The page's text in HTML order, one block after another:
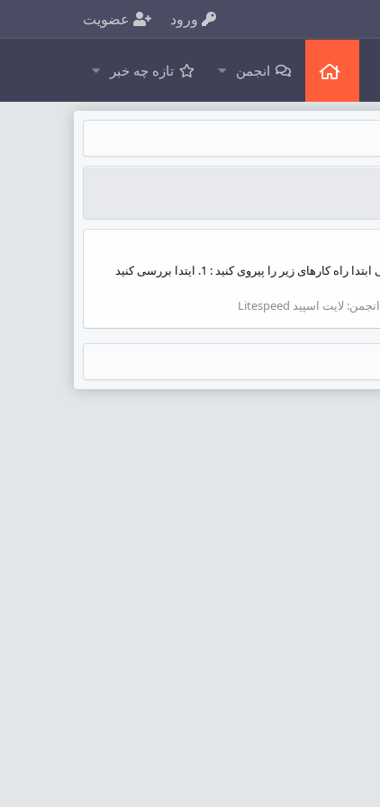
ورود عضویت
انجمن تازه چه خبر
سلام ممکن است پیش آمده باشد که پس از نصب یا مدتی بعد از نصب پنل مدیریتی Litespeed شما از دسترس خارج شود لذا برای رفع آن بایستی ابتدا راه کارهای زیر را پیروی کنید : 1. ایتدا بررسی کنید
انجمن: لایت اسپید Litespeed